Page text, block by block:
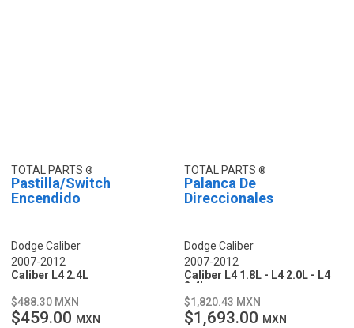
TOTAL PARTS
Pastilla/Switch
Encendido
Dodge Caliber
2007-2012
Caliber L4 2.4L
$488.30 MXN
$459.00 MXN
TOTAL PARTS
Palanca De
Direccionales
Dodge Caliber
2007-2012
Caliber L4 1.8L - L4 2.0L - L4
2.4L
$1,820.43 MXN
$1,693.00 MXN